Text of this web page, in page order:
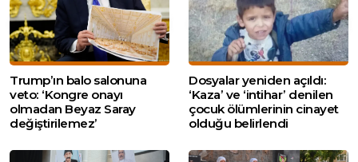
Trump’ın balo salonuna
veto: ‘Kongre onayı
olmadan Beyaz Saray
değiştirilemez’
Dosyalar yeniden açıldı:
‘Kaza’ ve ‘intihar’ denilen
çocuk ölümlerinin cinayet
olduğu belirlendi